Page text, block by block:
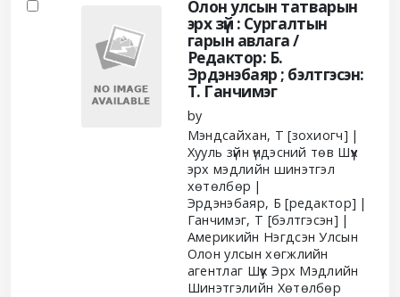
Олон улсын татварын
эрх зүй : Сургалтын
гарын авлага /
Редактор: Б.
Эрдэнэбаяр ; бэлтгэсэн:
Т. Ганчимэг
by
Мэндсайхан, Т [зохиогч]
Хууль зүйн үндэсний төв Шүүх
эрх мэдлийн шинэтгэл
хөтөлбөр
Эрдэнэбаяр, Б [редактор]
Ганчимэг, Т [бэлтгэсэн]
Америкийн Нэгдсэн Улсын
Олон улсын хөгжлийн
агентлаг Шүүх Эрх Мэдлийн
Шинэтгэлийн Хөтөлбөр